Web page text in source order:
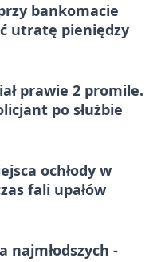
bankomacie
utratę pieniędzy
prawie 2 promile.
po służbie
ochłody w
fali upałów
najmłodszych -